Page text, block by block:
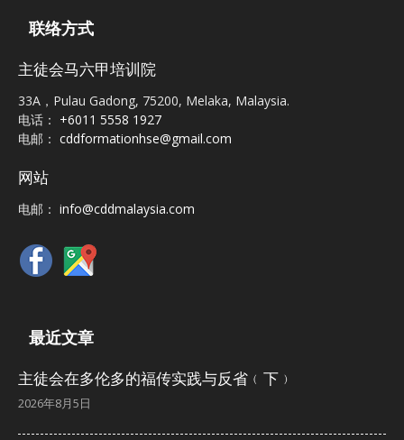
联络方式
主徒会马六甲培训院
33A，Pulau Gadong, 75200, Melaka, Malaysia.
电话： +6011 5558 1927
电邮： cddformationhse@gmail.com
网站
电邮： info@cddmalaysia.com
最近文章
主徒会在多伦多的福传实践与反省﹙下﹚
2026年8月5日